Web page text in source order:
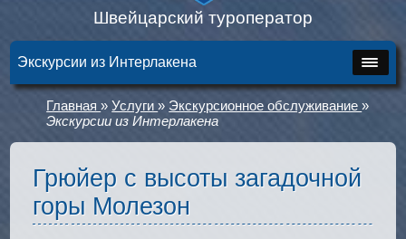
Швейцарский туроператор
Экскурсии из Интерлакена
Главная»Услуги» Экскурсионное обслуживание»
Экскурсии из Интерлакена
Грюйер с высоты загадочной
горы Молезон